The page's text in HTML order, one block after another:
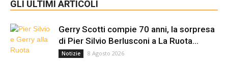
GLI ULTIMI ARTICOLI
Gerry Scotti compie 70 anni, la sorpresa
di Pier Silvio Berlusconi a La Ruota...
Notizie 8 Agosto 2026